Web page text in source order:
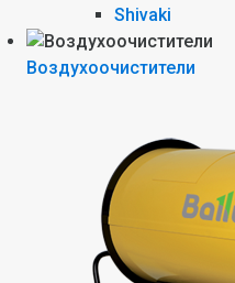
Shivaki
Воздухоочистители